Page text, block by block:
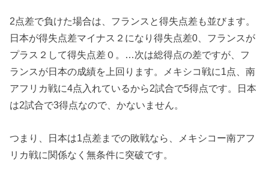
2点差で負けた場合は、フランスと得失点差も並びます。
日本が得失点差マイナス２になり得失点差0、フランスが
プラス２して得失点差０。…次は総得点の差ですが、フ
ランスが日本の成績を上回ります。メキシコ戦に1点、南
アフリカ戦に4点入れているから2試合で5得点です。日本
は2試合で3得点なので、かないません。
つまり、日本は1点差までの敗戦なら、メキシコー南アフ
リカ戦に関係なく無条件に突破です。